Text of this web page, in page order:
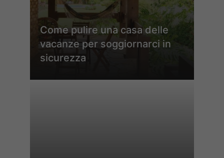
Come pulire una casa delle
vacanze per soggiornarci in
sicurezza